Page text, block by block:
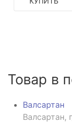
Товар в
Валсартан
Валсартан,